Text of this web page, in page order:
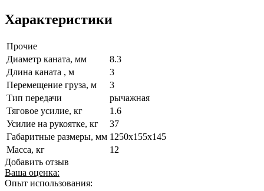
Характеристики
Прочие
Диаметр каната, мм
8.3
Длина каната , м
3
Перемещение груза, м
3
Тип передачи
рычажная
Тяговое усилие, кг
1.6
Усилие на рукоятке, кг
37
Габаритные размеры, мм 1250x155x145
Масса, кг
12
Добавить отзыв
Ваша оценка:
Опыт использования: